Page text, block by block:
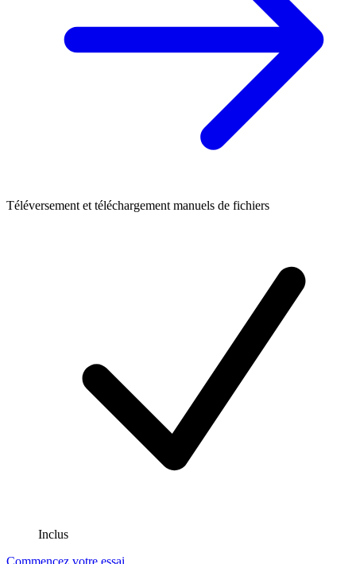
Téléversement et téléchargement manuels de fichiers
Inclus
Commencez votre essai